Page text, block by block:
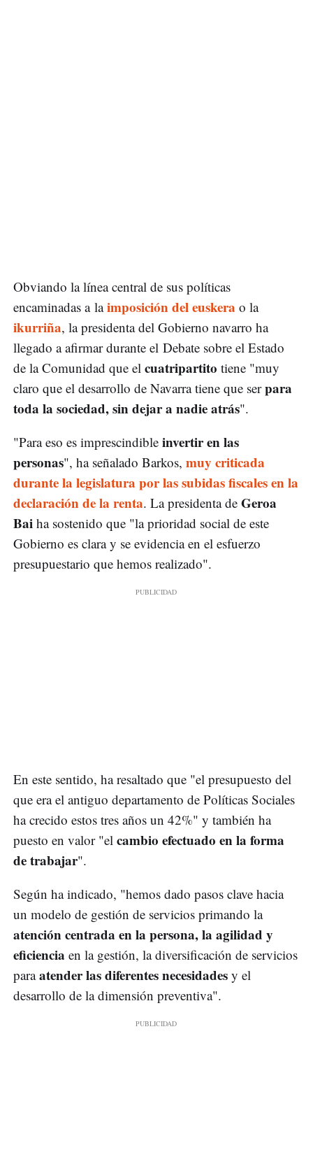
Obviando la línea central de sus políticas
encaminadas a laimposición del euskera o la
ikurriña, la presidenta del Gobierno navarro ha
llegado a afirmar durante el Debate sobre el Estado
de la Comunidad que el cuatripartito tiene "muy
claro que el desarrollo de Navarra tiene que serpara
toda la sociedad, sin dejar a nadie atrás".
"Para eso es imprescindible invertir en las
personas", ha señalado Barkos, muy criticada
durante la legislatura por las subidas fiscales en la
declaración de la renta. La presidenta de Geroa
Bai ha sostenido que "la prioridad social de este
Gobierno es clara y se evidencia en el esfuerzo
presupuestario que hemos realizado".
En este sentido, ha resaltado que "el presupuesto del
que era el antiguo departamento de Políticas Sociales
ha crecido estos tres años un 42%" y también ha
puesto en valor "el cambio efectuado en la forma
de trabajar".
Según ha indicado, "hemos dado pasos clave hacia
un modelo de gestión de servicios primando la
atención centrada en la persona, la agilidad y
eficiencia en la gestión, la diversificación de servicios
paraatender las diferentes necesidades y el
desarrollo de la dimensión preventiva".